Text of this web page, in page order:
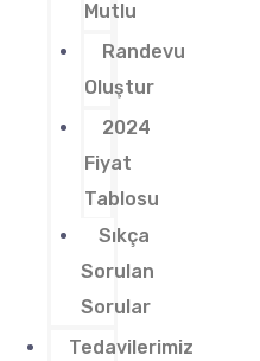
Mutlu
Randevu
Oluştur
2024
Fiyat
Tablosu
Sıkça
Sorulan
Sorular
Tedavilerimiz